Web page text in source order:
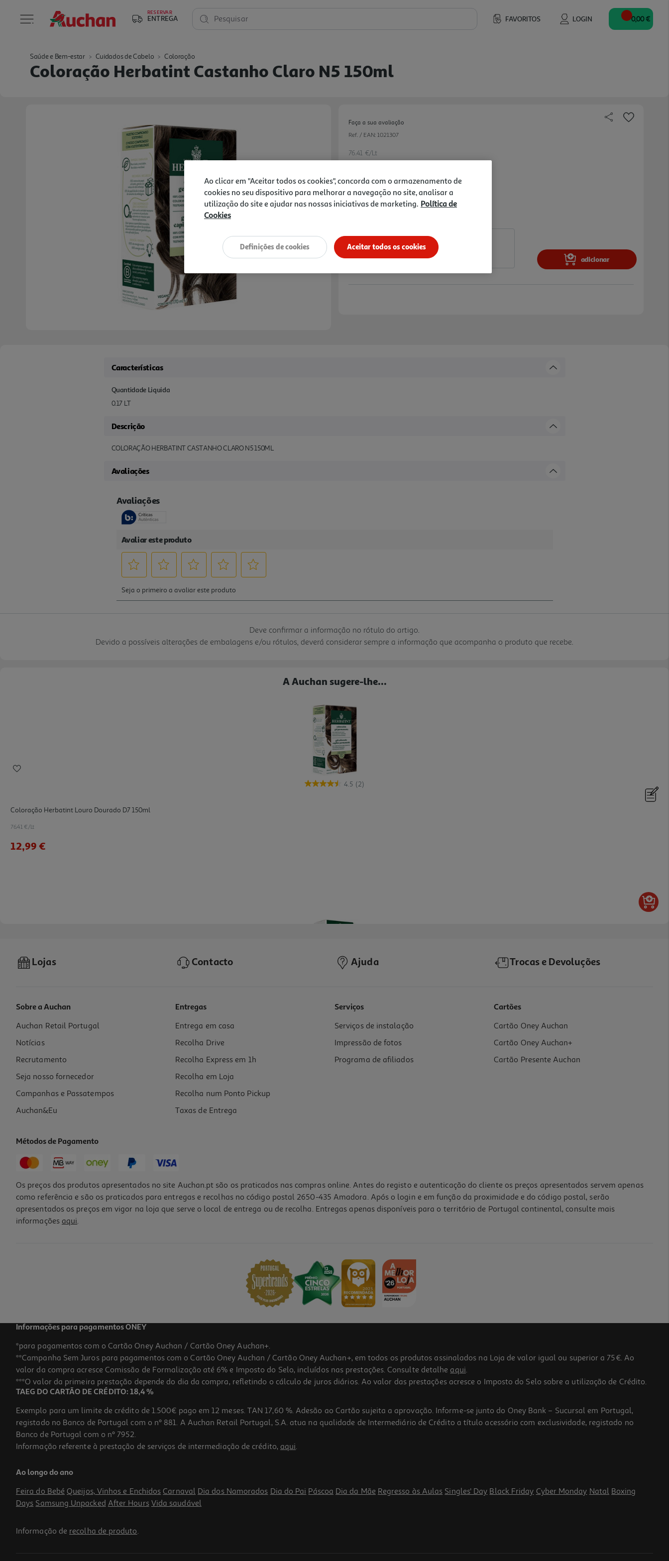
RESERVAR
ENTREGA FAVORITOS LOGIN
Pesquisar 0,00 €
Saúde e Bem-estar Cuidados de Cabelo Coloração
Coloração Herbatint Castanho Claro N5 150ml
Faça a sua avaliação
Ref. / EAN: 1021307
76.41 €/Lt
12,99 €
adicionar
Características
Quantidade Liquida
0.17 LT
Descrição
COLORAÇÃO HERBATINT CASTANHO CLARO N5 150ML
Avaliações
Deve confirmar a informação no rótulo do artigo.
Devido a possíveis alterações de embalagens e/ou rótulos, deverá considerar sempre a informação que acompanha o produto que recebe.
A Auchan sugere-lhe...
4.5 (2)
Coloração Herbatint Louro Dourado D7 150ml
76.41 €/Lt
12,99 €
Coloração Herbatint Preto N1 150ml
86.6 €/Lt
12,99 €
86.6 €/Lt
12,99 €
Lojas Contacto Ajuda Trocas e Devoluções
Sobre a Auchan
Auchan Retail Portugal
Notícias
Recrutamento
Seja nosso fornecedor
Campanhas e Passatempos
Auchan&Eu
Entregas
Entrega em casa
Recolha Drive
Recolha Express em 1h
Recolha em Loja
Recolha num Ponto Pickup
Taxas de Entrega
Serviços
Serviços de instalação
Impressão de fotos
Programa de afiliados
Cartões
Cartão Oney Auchan
Cartão Oney Auchan+
Cartão Presente Auchan
Métodos de Pagamento
Os preços dos produtos apresentados no site Auchan.pt são os praticados nas compras online. Antes do registo e autenticação do cliente os preços apresentados servem apenas
como referência e são os praticados para entregas e recolhas no código postal 2650-435 Amadora. Após o login e em função da proximidade e do código postal, serão
apresentados os preços em vigor na loja que serve o local de entrega ou de recolha. Entregas apenas disponíveis para o território de Portugal continental, consulte mais
informações aqui.
Informações para pagamentos ONEY
*para pagamentos com o Cartão Oney Auchan / Cartão Oney Auchan+.
**Campanha Sem Juros para pagamentos com o Cartão Oney Auchan / Cartão Oney Auchan+, em todos os produtos assinalados na Loja de valor igual ou superior a 75€. Ao
valor da compra acresce Comissão de Formalização até 6% e Imposto do Selo, incluídos nas prestações. Consulte detalhe aqui.
***O valor da primeira prestação depende do dia da compra, refletindo o cálculo de juros diários. Ao valor das prestações acresce o Imposto do Selo sobre a utilização de Crédito.
TAEG DO CARTÃO DE CRÉDITO: 18,4 %
Exemplo para um limite de crédito de 1.500€ pago em 12 meses. TAN 17,60 %. Adesão ao Cartão sujeita a aprovação. Informe-se junto do Oney Bank – Sucursal em Portugal,
registado no Banco de Portugal com o nº 881. A Auchan Retail Portugal, S.A. atua na qualidade de Intermediário de Crédito a título acessório com exclusividade, registado no
Banco de Portugal com o nº 7952.
Informação referente à prestação de serviços de intermediação de crédito, aqui.
Ao longo do ano
Feira do Bebé Queijos, Vinhos e Enchidos Carnaval Dia dos Namorados Dia do Pai Páscoa Dia da Mãe Regresso às Aulas Singles' Day Black Friday Cyber Monday Natal Boxing
Days Samsung Unpacked After Hours Vida saudável
Informação de recolha de produto.
Ao clicar em "Aceitar todos os cookies", concorda com o armazenamento de
cookies no seu dispositivo para melhorar a navegação no site, analisar a
utilização do site e ajudar nas nossas iniciativas de marketing. Política de
Cookies
Aceitar todos os cookies
Definições de cookies